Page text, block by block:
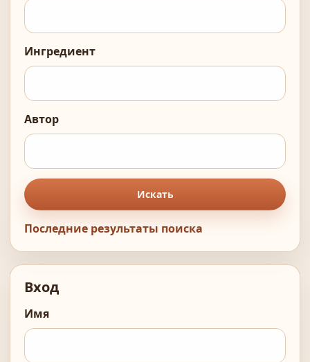
Ингредиент
Автор
Искать
Последние результаты поиска
Вход
Имя